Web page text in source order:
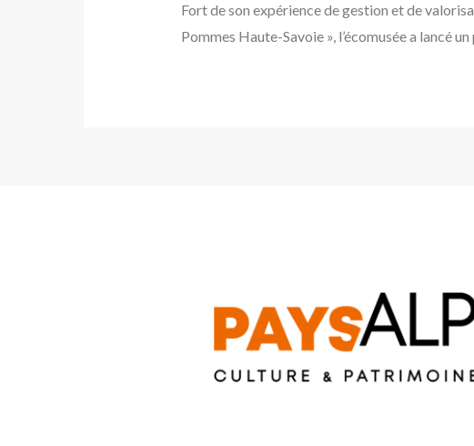
Fort de son expérience de gestion et de
Pommes Haute-Savoie », l’écomusée a lancé